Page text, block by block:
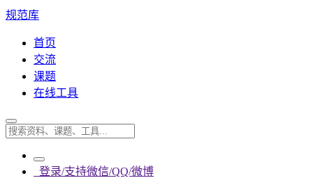
规范库
首页
交流
课题
在线工具
登录/支持微信/QQ/微博